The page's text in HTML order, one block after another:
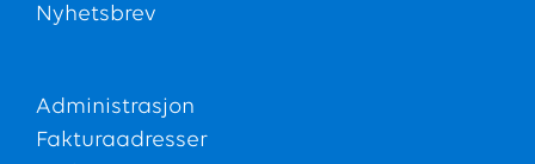
Nyhetsbrev
Administrasjon
Fakturaadresser